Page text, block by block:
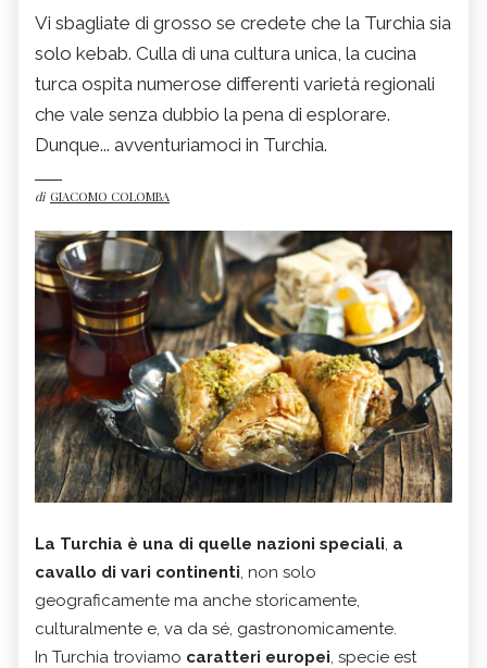
Vi sbagliate di grosso se credete che la Turchia sia
solo kebab. Culla di una cultura unica, la cucina
turca ospita numerose differenti varietà regionali
che vale senza dubbio la pena di esplorare.
Dunque... avventuriamoci in Turchia.
di GIACOMO COLOMBA
La Turchia è una di quelle nazioni speciali, a
cavallo di vari continenti, non solo
geograficamente ma anche storicamente,
culturalmente e, va da sé, gastronomicamente.
In Turchia troviamo caratteri europei, specie est